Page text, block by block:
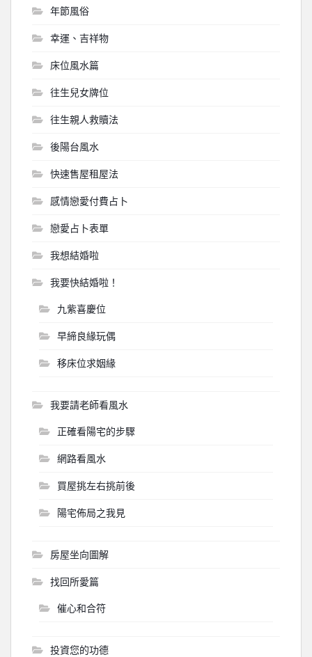
年節風俗
幸運、吉祥物
床位風水篇
往生兒女牌位
往生親人救贖法
後陽台風水
快速售屋租屋法
感情戀愛付費占卜
戀愛占卜表單
我想結婚啦
我要快結婚啦！
九紫喜慶位
早締良緣玩偶
移床位求姻緣
我要請老師看風水
正確看陽宅的步驟
網路看風水
買屋挑左右挑前後
陽宅佈局之我見
房屋坐向圖解
找回所愛篇
催心和合符
投資您的功德